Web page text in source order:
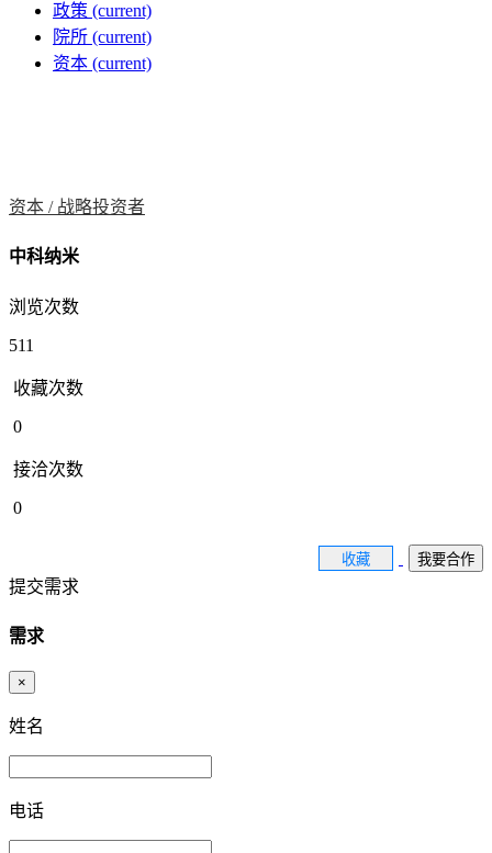
政策 (current)
院所 (current)
资本 (current)
资本 / 战略投资者
中科纳米
浏览次数
511
收藏次数
0
接洽次数
0
收藏 我要合作
提交需求
需求
×
姓名
电话